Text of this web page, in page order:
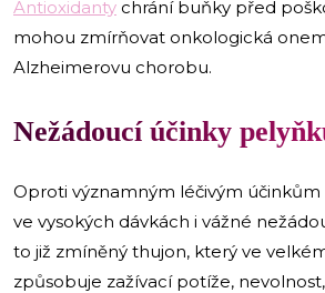
Antioxidanty chrání buňky před
mohou zmírňovat onkologická
Alzheimerovu chorobu.
Nežádoucí účinky
Oproti významným léčivým
ve vysokých dávkách i vážné
to již zmíněný thujon, který ve
způsobuje zažívací potíže,